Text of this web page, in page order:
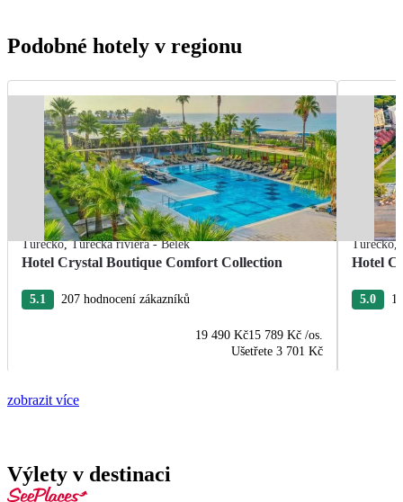
Podobné hotely v regionu
Turecko,Turecká riviéra - Belek
Hotel Crystal Boutique Comfort Collection
5.1 207 hodnocení zákazníků
19 490 Kč15 789 Kč /os.
Ušetřete 3 701 Kč
Turecko,
Hotel
5.0
zobrazit více
Výlety v destinaci